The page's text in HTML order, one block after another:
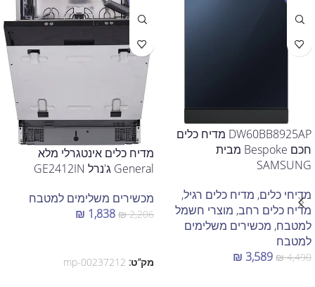
DW60BB8925AP מדיח כלים
חכם Bespoke מבית
SAMSUNG
מדיחי כלים, מדיח כלים רגיל,
מדיח כלים רחב, מוצרי חשמל
למטבח, מכשירים משלימים
למטבח
₪4,490
₪ 3,589
מדיח כלים אינטגרלי מלא
General ג'נרל GE2412IN
מכשירים משלימים למטבח
₪2,206
₪ 1,838
מק”ט: mp-00237212